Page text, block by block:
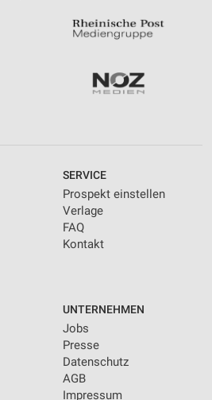
SERVICE
Prospekt einstellen
Verlage
FAQ
Kontakt
UNTERNEHMEN
Jobs
Presse
Datenschutz
AGB
Impressum